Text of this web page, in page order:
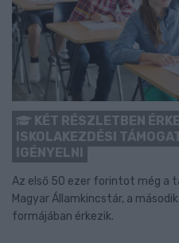
KÉT RÉSZLETBEN
ISKOLAKEZDÉSI
IGÉNYELNI
Az első 50 ezer forintot még a
Magyar Államkincstár, a
formájában érkezik.